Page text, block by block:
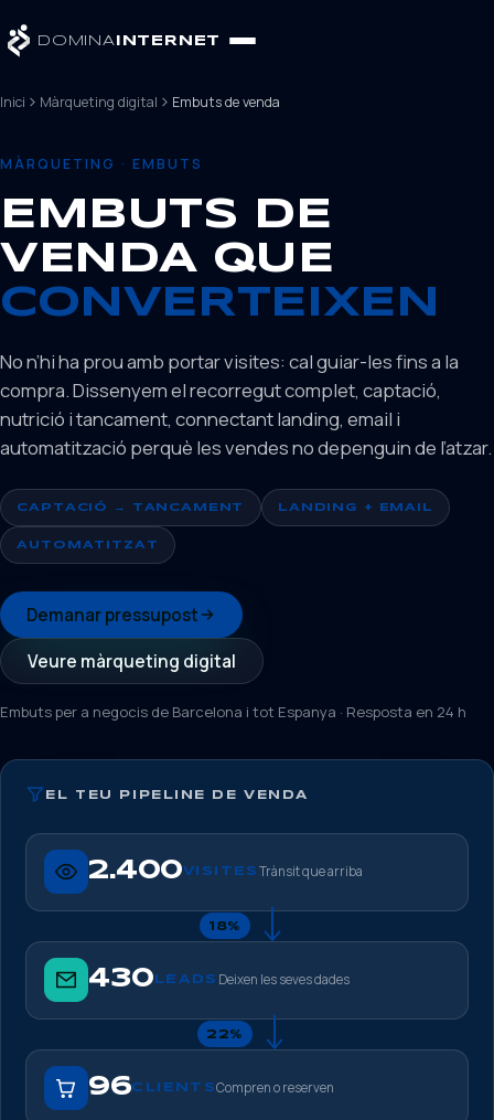
DOMINA INTERNET
Inici Màrqueting digital Embuts de venda
MÀRQUETING · EMBUTS
EMBUTS DE
VENDA QUE
CONVERTEIXEN
No n’hi ha prou amb portar visites: cal guiar-les fins a la
compra. Dissenyem el recorregut complet, captació,
nutrició i tancament, connectant landing, email i
automatització perquè les vendes no depenguin de l’atzar.
CAPTACIÓ → TANCAMENT LANDING + EMAIL
AUTOMATITZAT
Demanar pressupost
Veure màrqueting digital
Embuts per a negocis de Barcelona i tot Espanya · Resposta en 24 h
EL TEU PIPELINE DE VENDA
2.400VISITES Trànsit que arriba
18%
430 LEADS Deixen les seves dades
22%
96CLIENTSCompren o reserven